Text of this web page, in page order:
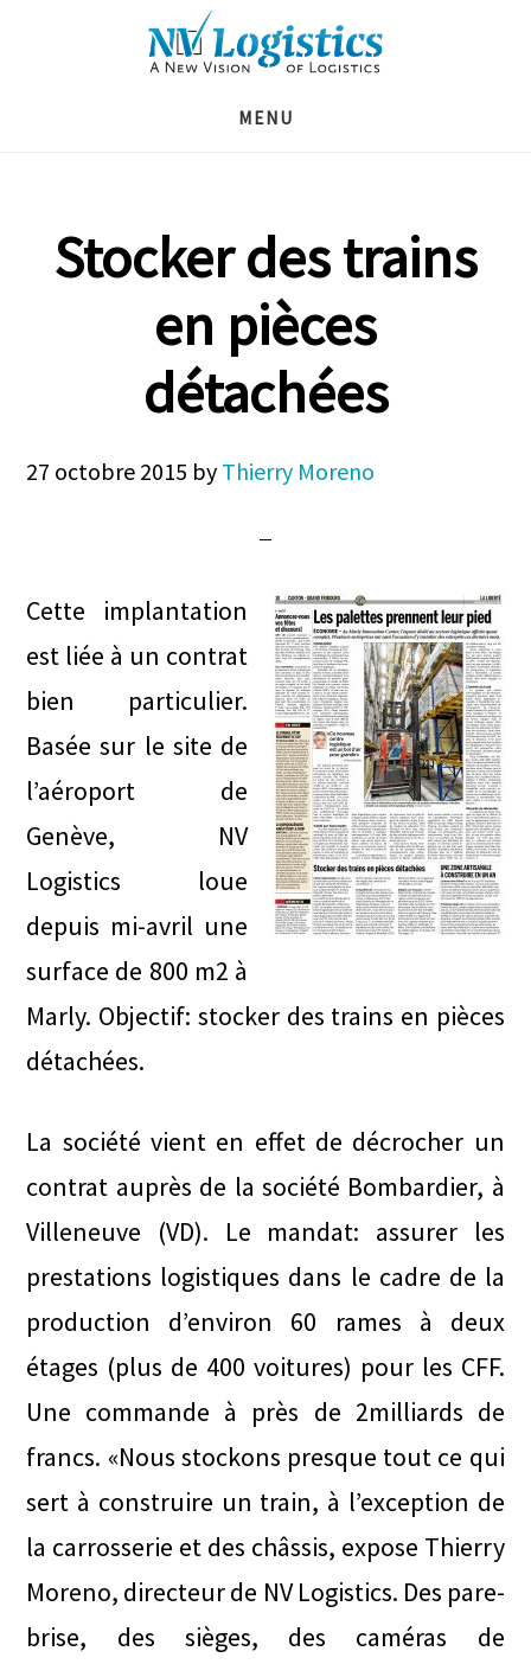
MENU
Stocker des trains
en pièces
détachées
27 octobre 2015 by Thierry Moreno
Cette implantation
est liée à un contrat
bien particulier.
Basée sur le site de
l’aéroport de
Genève, NV
Logistics loue
depuis mi-avril une
surface de 800 m2 à
Marly. Objectif: stocker des trains en pièces
détachées.
La société vient en effet de décrocher un
contrat auprès de la société Bombardier, à
Villeneuve (VD). Le mandat: assurer les
prestations logistiques dans le cadre de la
production d’environ 60 rames à deux
étages (plus de 400 voitures) pour les CFF.
Une commande à près de 2milliards de
francs. «Nous stockons presque tout ce qui
sert à construire un train, à l’exception de
la carrosserie et des châssis, expose Thierry
Moreno, directeur de NV Logistics. Des pare-
brise, des sièges, des caméras de